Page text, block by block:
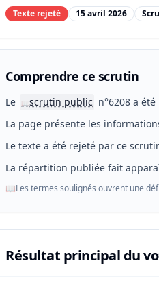
Texte rejeté 15 avril 2026
Comprendre ce scrutin
Le 📖scrutin public n°6208 a
La page présente les
Le texte a été rejeté par ce
La répartition publiée fait
📖Les termes soulignés ouvrent une
Résultat principal du